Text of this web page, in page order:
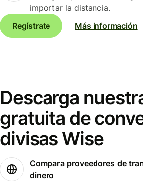
importar la distancia.
Regístrate
Más información
Descarga
gratuita de
divisas Wise
Compara proveedores de
dinero